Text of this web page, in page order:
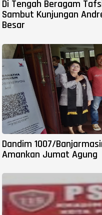
Di Tengah Beragam
Sambut Kunjungan
Besar
Dandim 1007/
Amankan Jumat Agung